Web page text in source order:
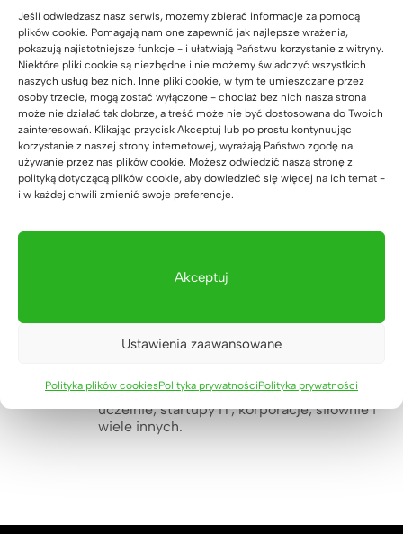
Jeśli odwiedzasz nasz serwis, możemy zbierać informacje za pomocą
plików cookie. Pomagają nam one zapewnić jak najlepsze wrażenia,
pokazują najistotniejsze funkcje - i ułatwiają Państwu korzystanie z witryny.
Niektóre pliki cookie są niezbędne i nie możemy świadczyć wszystkich
naszych usług bez nich. Inne pliki cookie, w tym te umieszczane przez
osoby trzecie, mogą zostać wyłączone - chociaż bez nich nasza strona
może nie działać tak dobrze, a treść może nie być dostosowana do Twoich
zainteresowań. Klikając przycisk Akceptuj lub po prostu kontynuując
korzystanie z naszej strony internetowej, wyrażają Państwo zgodę na
używanie przez nas plików cookie. Możesz odwiedzić naszą stronę z
polityką dotyczącą plików cookie, aby dowiedzieć się więcej na ich temat -
i w każdej chwili zmienić swoje preferencje.
Akceptuj
Ustawienia zaawansowane
Polityka plików cookiesPolityka prywatnościPolityka prywatności
25 lat gwarancji
Używamy najlepszych materiałów –
leżakowanego dębu, stali i polskich płyt
meblowych. Świadczymy serwis
pogwarancyjny.
Dostarczane w całości już w 5 dni
Wysyłamy meble już zmontowane i gotowe
do pracy. Paleta pod budynek, również z
Własna fabryka w Polsce, własne projekty
30 000+ zadowolonych klientów
firmy takie jak: kancelarie, kliniki, banki,
uczelnie, startupy IT, korporacje, siłownie i
wiele innych.